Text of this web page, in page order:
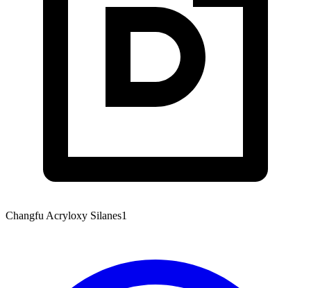
Changfu Acryloxy Silanes1